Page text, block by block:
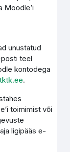
Moodle’i
unustatud
teel
kontodega
.
toimimist või
ligipääs e-